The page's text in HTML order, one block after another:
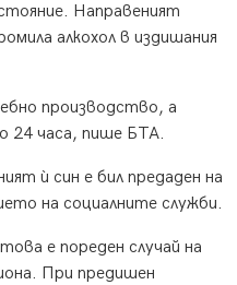
Направеният
алкохол в издишания
производство, а
24 часа, пише БТА.
ѝ син е бил предаден на
на социалните служби.
е пореден случай на
При предишен